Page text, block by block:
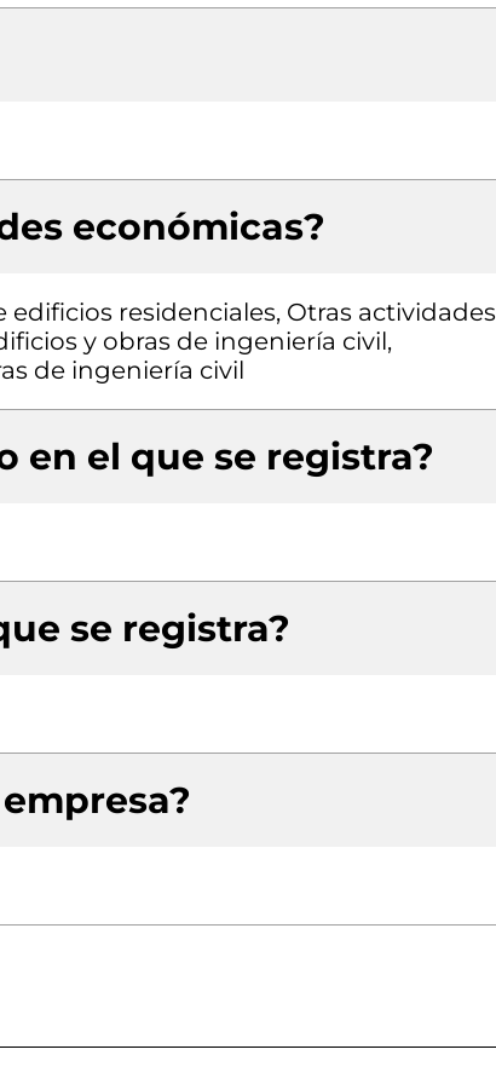
económicas?
residenciales, Otras actividades
y obras de ingeniería civil,
de ingeniería civil
en el que se registra?
se registra?